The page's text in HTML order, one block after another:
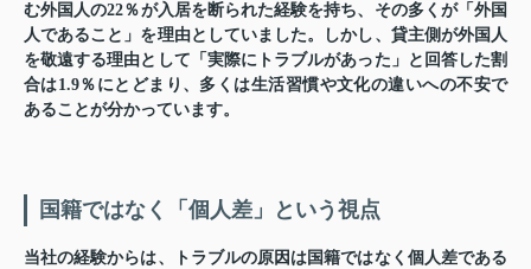
む外国人の22％が入居を断られた経験を持ち、その多くが「外国
人であること」を理由としていました。しかし、貸主側が外国人
を敬遠する理由として「実際にトラブルがあった」と回答した割
合は1.9％にとどまり、多くは生活習慣や文化の違いへの不安で
あることが分かっています。
国籍ではなく「個人差」という視点
当社の経験からは、トラブルの原因は国籍ではなく個人差である